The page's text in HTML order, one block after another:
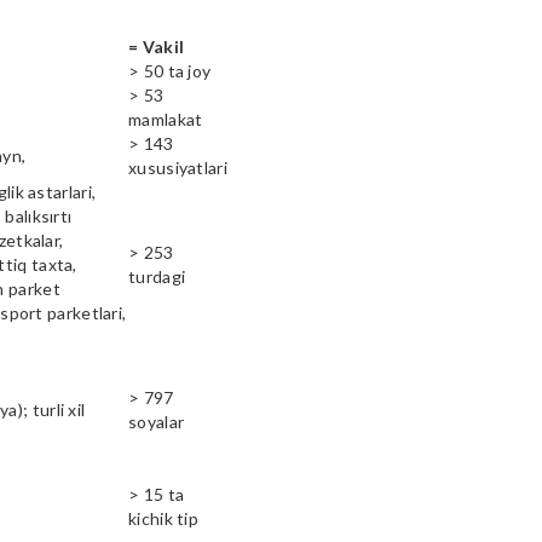
= Vakil
> 50 ta joy
> 53
mamlakat
> 143
xususiyatlari
astarlari,
taxta,
parket
parketlari,
> 253
turdagi
turli xil
> 797
soyalar
> 15 ta
kichik tip